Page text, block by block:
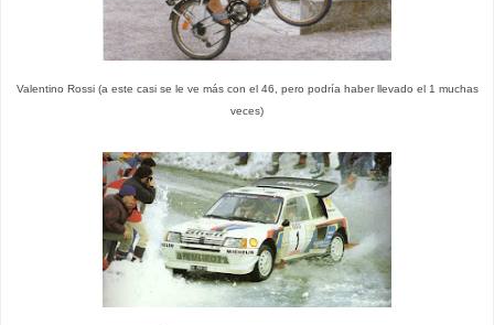
Valentino Rossi (a este casi se le ve más con el 46, pero podría haber llevado el 1 muchas
veces)